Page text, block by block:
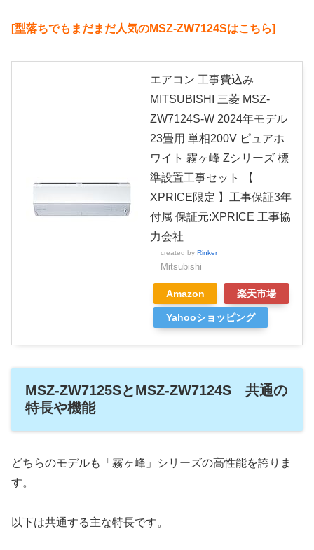
[型落ちでもまだまだ人気のMSZ-ZW7124Sはこちら]
エアコン 工事費込み
MITSUBISHI 三菱 MSZ-
ZW7124S-W 2024年モデル
23畳用 単相200V ピュアホ
ワイト 霧ヶ峰 Zシリーズ 標
準設置工事セット 【
XPRICE限定 】工事保証3年
付属 保証元:XPRICE 工事協
力会社
created by Rinker
Mitsubishi
Amazon 楽天市場
Yahooショッピング
MSZ-ZW7125SとMSZ-ZW7124S 共通の
特長や機能
どちらのモデルも「霧ヶ峰」シリーズの高性能を誇りま
す。
以下は共通する主な特長です。